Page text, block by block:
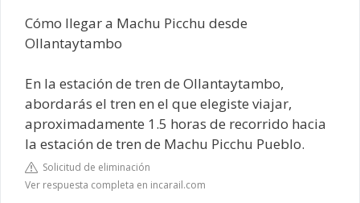
Cómo llegar a Machu Picchu desde
Ollantaytambo
En la estación de tren de Ollantaytambo,
abordarás el tren en el que elegiste viajar,
aproximadamente 1.5 horas de recorrido hacia
la estación de tren de Machu Picchu Pueblo.
Solicitud de eliminación
Ver respuesta completa en incarail.com